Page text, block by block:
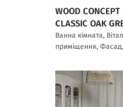
WOOD CONCEPT
CLASSIC OAK
Ванна кімната,
приміщення,